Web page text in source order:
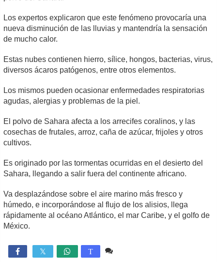
Los expertos explicaron que este fenómeno provocaría una
nueva disminución de las lluvias y mantendría la sensación
de mucho calor.
Estas nubes contienen hierro, sílice, hongos, bacterias, virus,
diversos ácaros patógenos, entre otros elementos.
Los mismos pueden ocasionar enfermedades respiratorias
agudas, alergias y problemas de la piel.
El polvo de Sahara afecta a los arrecifes coralinos, y las
cosechas de frutales, arroz, caña de azúcar, frijoles y otros
cultivos.
Es originado por las tormentas ocurridas en el desierto del
Sahara, llegando a salir fuera del continente africano.
Va desplazándose sobre el aire marino más fresco y
húmedo, e incorporándose al flujo de los alisios, llega
rápidamente al océano Atlántico, el mar Caribe, y el golfo de
México.
 T